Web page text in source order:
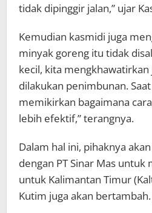
tidak dipinggir jalan,” ujar
Kemudian kasmidi juga
minyak goreng itu tidak
kecil, kita
dilakukan penimbunan.
memikirkan bagaimana
lebih efektif,” terangnya.
Dalam hal ini, pihaknya
dengan PT Sinar Mas
untuk Kalimantan Timur
Kutim juga akan bertambah.